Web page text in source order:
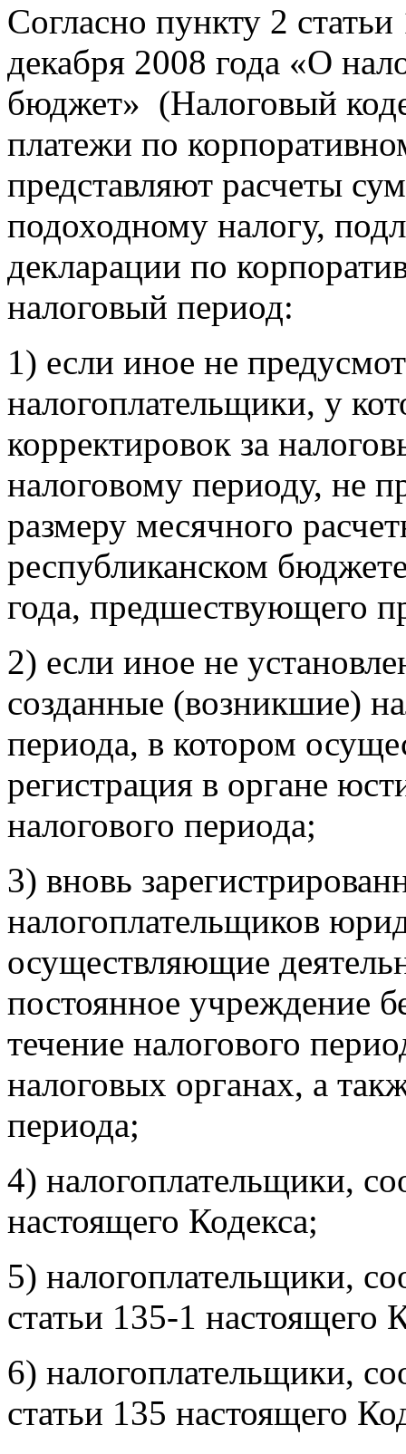
Согласно пункту 2
декабря 2008 года «О
бюджет» (Налоговый
платежи по
представляют расчеты
подоходному налогу,
декларации по
налоговый период:
1) если иное не
налогоплательщики, у
корректировок за
налоговому периоду, не
размеру месячного
республиканском
года, предшествующего
2) если иное не
созданные (возникшие)
периода, в котором
регистрация в органе
налогового периода;
3) вновь
налогоплательщиков
осуществляющие
постоянное учреждение
течение налогового
налоговых органах, а
периода;
4) налогоплательщики,
настоящего Кодекса;
5) налогоплательщики,
статьи 135-1 настоящего
6) налогоплательщики,
статьи 135 настоящего